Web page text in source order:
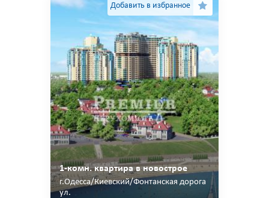
Добавить в избранное
1-комн. квартира в новострое
г.Одесса/Киевский/Фонтанская дорога
ул.